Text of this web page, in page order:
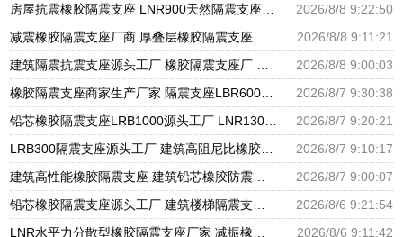
2026/8/8 9:22:50
2026/8/8 9:11:21
2026/8/8 9:00:03
2026/8/7 9:30:38
2026/8/7 9:20:21
2026/8/7 9:10:17
2026/8/7 9:00:07
2026/8/6 9:21:54
2026/8/6 9:11:42